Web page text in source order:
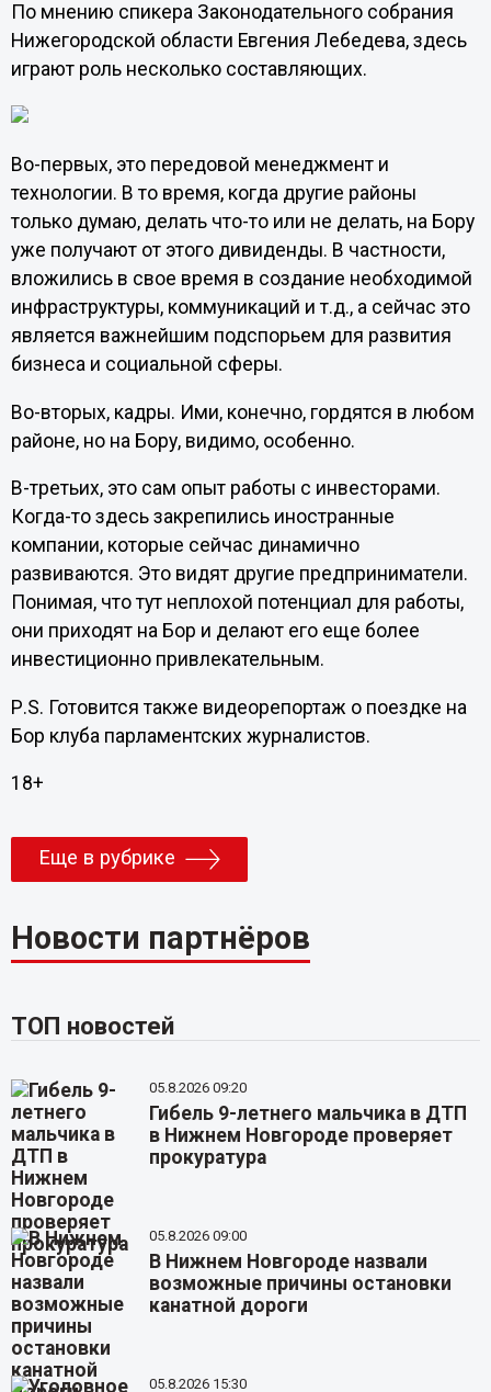
По мнению спикера Законодательного собрания
Нижегородской области Евгения Лебедева, здесь
играют роль несколько составляющих.
Во-первых, это передовой менеджмент и
технологии. В то время, когда другие районы
только думаю, делать что-то или не делать, на Бору
уже получают от этого дивиденды. В частности,
вложились в свое время в создание необходимой
инфраструктуры, коммуникаций и т.д., а сейчас это
является важнейшим подспорьем для развития
бизнеса и социальной сферы.
Во-вторых, кадры. Ими, конечно, гордятся в любом
районе, но на Бору, видимо, особенно.
В-третьих, это сам опыт работы с инвесторами.
Когда-то здесь закрепились иностранные
компании, которые сейчас динамично
развиваются. Это видят другие предприниматели.
Понимая, что тут неплохой потенциал для работы,
они приходят на Бор и делают его еще более
инвестиционно привлекательным.
P.S. Готовится также видеорепортаж о поездке на
Бор клуба парламентских журналистов.
18+
Еще в рубрике
Новости партнёров
ТОП новостей
05.8.2026 09:20
Гибель 9-летнего мальчика в ДТП
в Нижнем Новгороде проверяет
прокуратура
05.8.2026 09:00
В Нижнем Новгороде назвали
возможные причины остановки
канатной дороги
05.8.2026 15:30